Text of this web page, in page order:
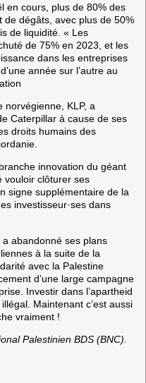
en cours, plus de 80% des
de dégâts , avec plus de 50%
de liquidité. « Les
de 75% en 2023, et les
dans les entreprises
d’une année sur l’autre au
norvégienne, KLP, a
Caterpillar à cause de ses
droits humains des
innovation du géant
vouloir clôturer ses
signe supplémentaire de la
investisseur·ses dans
abandonné ses plans
à la suite de la
avec la Palestine
d’une large campagne
Investir dans l’apartheid
Maintenant c’est aussi
vraiment !
Palestinien BDS (BNC).